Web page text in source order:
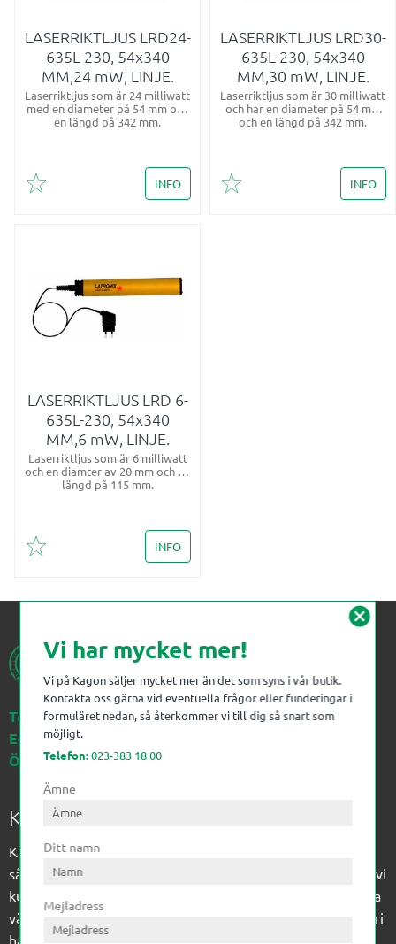
LASERRIKTLJUS LRD24-
635L-230, 54x340
MM,24 mW, LINJE.
Laserriktljus som är 24 milliwatt
med en diameter på 54 mm och
en längd på 342 mm.
Lägg till i favoriter
INFO
LASERRIKTLJUS LRD30-
635L-230, 54x340
MM,30 mW, LINJE.
Laserriktljus som är 30 milliwatt
och har en diameter på 54 mm
och en längd på 342 mm.
Lägg till i favoriter
INFO
LASERRIKTLJUS LRD 6-
635L-230, 54x340
MM,6 mW, LINJE.
Laserriktljus som är 6 milliwatt
och en diamter av 20 mm och en
längd på 115 mm.
Lägg till i favoriter
INFO
Telefon:023-383 18 00
E-post:kagon@kagon.se
Öppettider:Måndag-Fredag, 07-16
Kagon AB
Kagon har sedan 1972 levererat kompetens till
sågverksindustrin och övrig industri. Till träindustrin tillför vi
kunskap med optimeringslösningar från timmerplanen hela
vägen fram till paketering/emballering och till övrig industri
har vi ett komplement sortiment av teknikprodukter med
cancel
Vi har mycket mer!
Vi på Kagon säljer mycket mer än det som syns i vår butik.
Kontakta oss gärna vid eventuella frågor eller funderingar i
formuläret nedan, så återkommer vi till dig så snart som
möjligt.
Telefon:023-383 18 00
Ämne
Ditt namn
Mejladress